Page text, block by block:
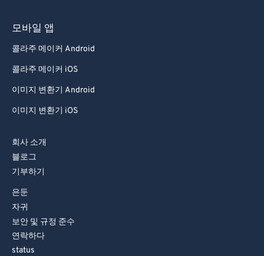
모바일 앱
콜라주 메이커 Android
콜라주 메이커 iOS
이미지 변환기 Android
이미지 변환기 iOS
회사 소개
블로그
기부하기
은둔
자귀
보안 및 규정 준수
연락하다
status